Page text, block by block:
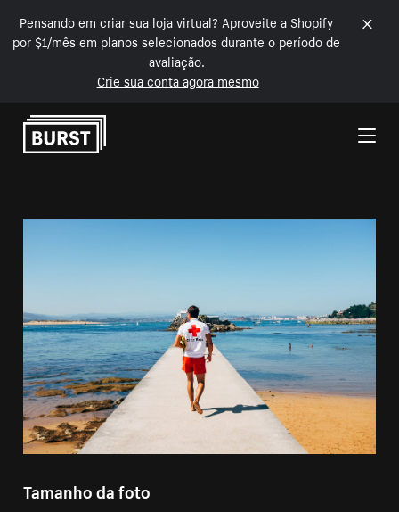
Pensando em criar sua loja virtual? Aproveite a Shopify
por $1/mês em planos selecionados durante o período de
avaliação.
Crie sua conta agora mesmo
Pular para o conteúdo
Tamanho da foto